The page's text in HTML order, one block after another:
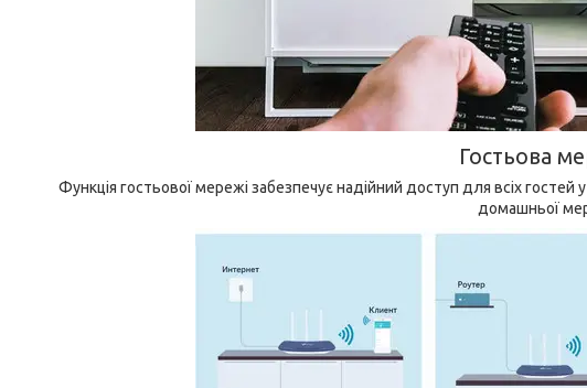
Гостьова
Функція гостьової мережі забезпечує надійний доступ для всіх гостей
домашньої